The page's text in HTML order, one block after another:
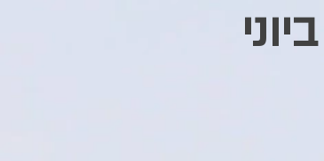
רומניה טיול בכפרים אותנטיים 3-7 ביוני